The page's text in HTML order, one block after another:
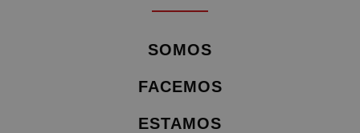
SOMOS
FACEMOS
ESTAMOS